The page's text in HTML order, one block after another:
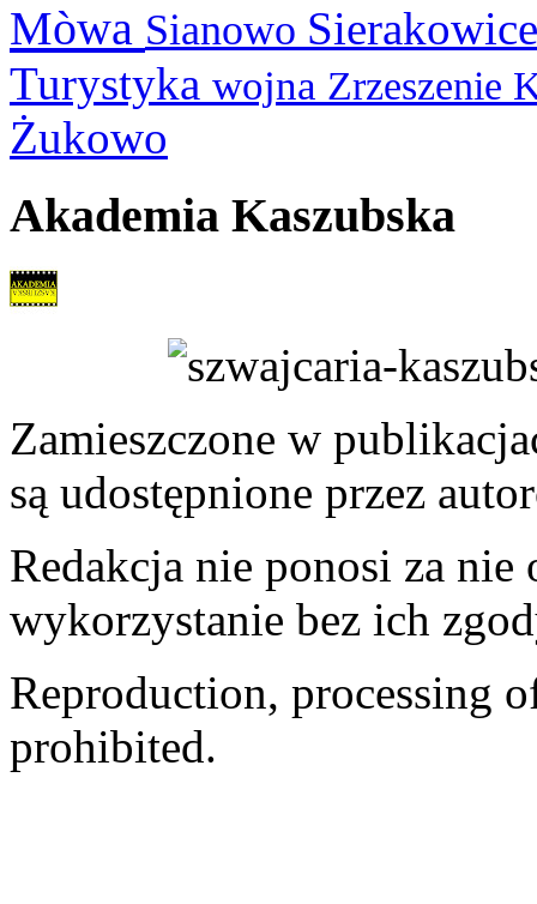
Mòwa Sianowo
Turystyka wojna Zrzeszenie
Żukowo
Akademia Kaszubska
Zamieszczone w
są udostępnione przez
Redakcja nie ponosi za
wykorzystanie bez ich
Reproduction, processing
prohibited.